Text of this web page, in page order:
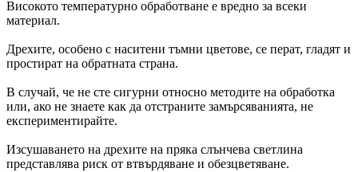
Високото температурно обработване е вредно за всеки
материал.
Дрехите, особено с наситени тъмни цветове, се перат, гладят и
простират на обратната страна.
В случай, че не сте сигурни относно методите на обработка
или, ако не знаете как да отстраните замърсяванията, не
експериментирайте.
Изсушаването на дрехите на пряка слънчева светлина
представлява риск от втвърдяване и обезцветяване.